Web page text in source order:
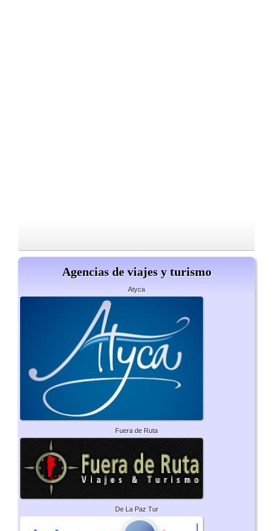
Agencias de viajes y turismo
Atyca
Fuera de Ruta
De La Paz Tur